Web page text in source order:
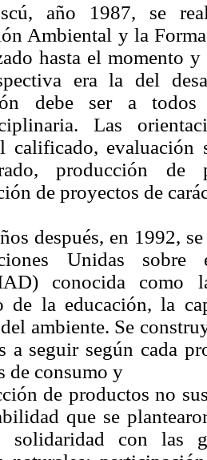
año 1987, se
Ambiental y la
hasta el momento
era la del
debe ser a
Las
calificado,
producción
de proyectos de
después, en 1992,
Unidas
conocida como
de la educación, la
ambiente. Se
a seguir según cada
de consumo y
de productos no
que se
solidaridad con las